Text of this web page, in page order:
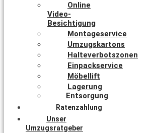
Online
Video-
Besichtigung
Montageservice
Umzugskartons
Halteverbotszonen
Einpackservice
Möbellift
Lagerung
Entsorgung
Ratenzahlung
Unser
Umzugsratgeber